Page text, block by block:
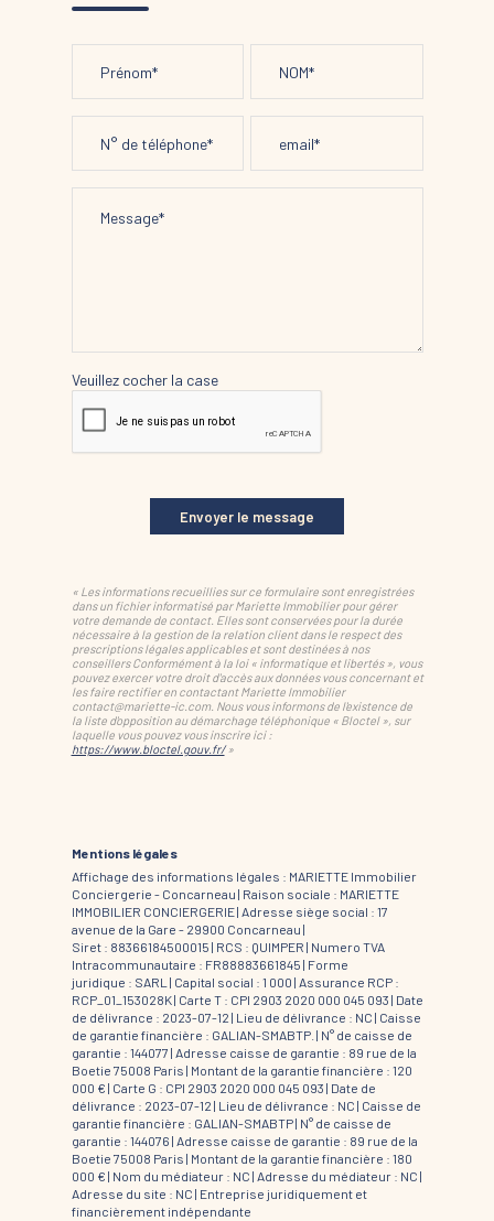
Veuillez cocher la case
Envoyer le message
« Les informations recueillies sur ce formulaire sont enregistrées
dans un fichier informatisé par Mariette Immobilier pour gérer
votre demande de contact. Elles sont conservées pour la durée
nécessaire à la gestion de la relation client dans le respect des
prescriptions légales applicables et sont destinées à nos
conseillers Conformément à la loi « informatique et libertés », vous
pouvez exercer votre droit d'accès aux données vous concernant et
les faire rectifier en contactant Mariette Immobilier
contact@mariette-ic.com. Nous vous informons de l'existence de
la liste d'opposition au démarchage téléphonique « Bloctel », sur
laquelle vous pouvez vous inscrire ici :
https://www.bloctel.gouv.fr/»
Mentions légales
Affichage des informations légales : MARIETTE Immobilier
Conciergerie - Concarneau | Raison sociale : MARIETTE
IMMOBILIER CONCIERGERIE | Adresse siège social : 17
avenue de la Gare - 29900 Concarneau |
Siret : 88366184500015 | RCS : QUIMPER | Numero TVA
Intracommunautaire : FR88883661845 | Forme
juridique : SARL | Capital social : 1 000 | Assurance RCP :
RCP_01_153028K | Carte T : CPI 2903 2020 000 045 093 | Date
de délivrance : 2023-07-12 | Lieu de délivrance : NC | Caisse
de garantie financière : GALIAN-SMABTP. | N° de caisse de
garantie : 144077 | Adresse caisse de garantie : 89 rue de la
Boetie 75008 Paris | Montant de la garantie financière : 120
000 € | Carte G : CPI 2903 2020 000 045 093 | Date de
délivrance : 2023-07-12 | Lieu de délivrance : NC | Caisse de
garantie financière : GALIAN-SMABTP | N° de caisse de
garantie : 144076 | Adresse caisse de garantie : 89 rue de la
Boetie 75008 Paris | Montant de la garantie financière : 180
000 € | Nom du médiateur : NC | Adresse du médiateur : NC |
Adresse du site : NC | Entreprise juridiquement et
financièrement indépendante